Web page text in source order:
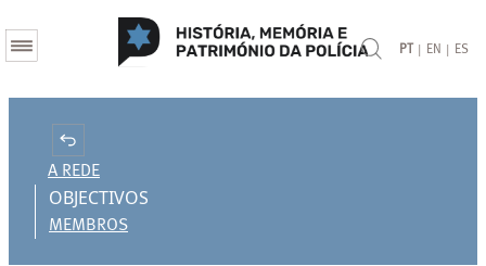
PT | EN | ES
A REDE
OBJECTIVOS
MEMBROS